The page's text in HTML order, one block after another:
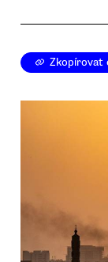
Zkopírovat